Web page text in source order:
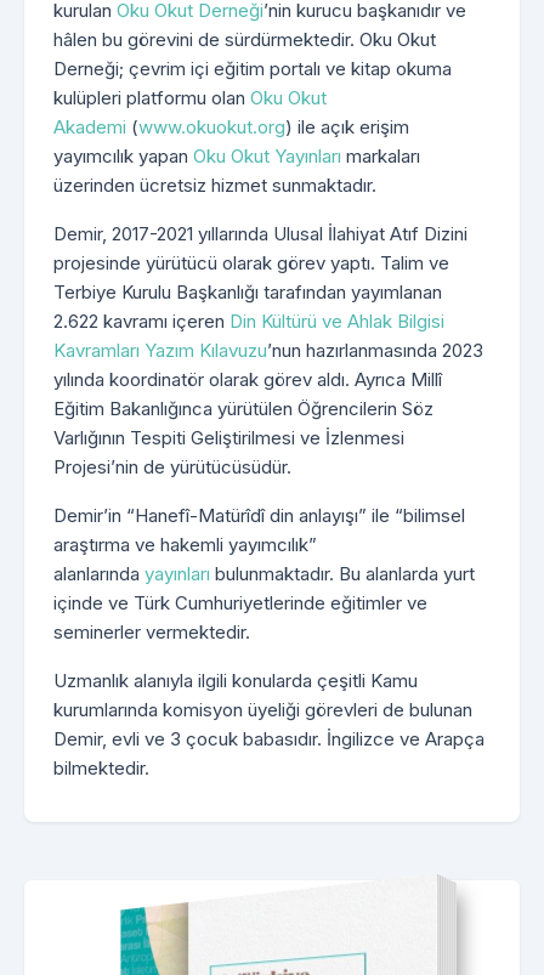
kurulan Oku Okut Derneği’nin kurucu başkanıdır ve
hâlen bu görevini de sürdürmektedir. Oku Okut
Derneği; çevrim içi eğitim portalı ve kitap okuma
kulüpleri platformu olan Oku Okut
Akademi (www.okuokut.org) ile açık erişim
yayımcılık yapan Oku Okut Yayınları markaları
üzerinden ücretsiz hizmet sunmaktadır.
Demir, 2017-2021 yıllarında Ulusal İlahiyat Atıf Dizini
projesinde yürütücü olarak görev yaptı. Talim ve
Terbiye Kurulu Başkanlığı tarafından yayımlanan
2.622 kavramı içeren Din Kültürü ve Ahlak Bilgisi
Kavramları Yazım Kılavuzu’nun hazırlanmasında 2023
yılında koordinatör olarak görev aldı. Ayrıca Millî
Eğitim Bakanlığınca yürütülen Öğrencilerin Söz
Varlığının Tespiti Geliştirilmesi ve İzlenmesi
Projesi’nin de yürütücüsüdür.
Demir’in “Hanefî-Matürîdî din anlayışı” ile “bilimsel
araştırma ve hakemli yayımcılık”
alanlarında yayınları bulunmaktadır. Bu alanlarda yurt
içinde ve Türk Cumhuriyetlerinde eğitimler ve
seminerler vermektedir.
Uzmanlık alanıyla ilgili konularda çeşitli Kamu
kurumlarında komisyon üyeliği görevleri de bulunan
Demir, evli ve 3 çocuk babasıdır. İngilizce ve Arapça
bilmektedir.